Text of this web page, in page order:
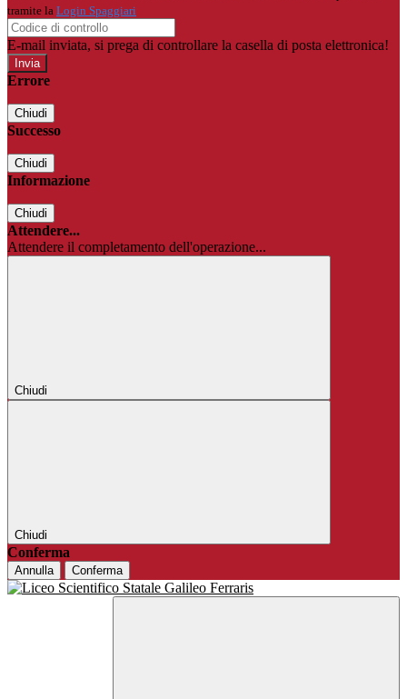
tramite la Login Spaggiari
E-mail inviata, si prega di controllare la casella di posta elettronica!
Errore
Chiudi
Successo
Chiudi
Informazione
Chiudi
Attendere...
Attendere il completamento dell'operazione...
Chiudi
Chiudi
Conferma
Annulla Conferma